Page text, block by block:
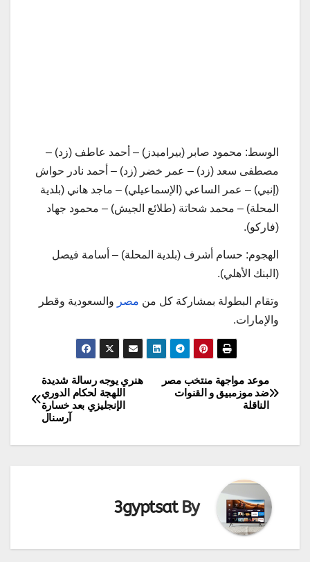
الوسط: محمود صابر (بيراميدز) – أحمد عاطف (زد) –
مصطفى سعد (زد) – عمر خضر (زد) – أحمد نادر حواش
(إنبي) – عمر الساعي (الإسماعيلي) – ماجد هاني (بلدية
المحلة) – محمد شحاتة (طلائع الجيش) – محمود جهاد
(فاركو).
الهجوم: حسام أشرف (بلدية المحلة) – أسامة فيصل
(البنك الأهلي).
وتقام البطولة بمشاركة كل من مصر والسعودية وقطر
والإمارات.
تصفّح
المقالات
هنري يوجه رسالة شديدة
اللهجة لحكام الدوري
الإنجليزي بعد خسارة
آرسنال
موعد مواجهة منتخب مصر
ضد موزمبيق و القنوات
الناقلة
By
3gyptsat